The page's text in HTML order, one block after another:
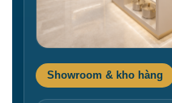
Showroom & kho hàng